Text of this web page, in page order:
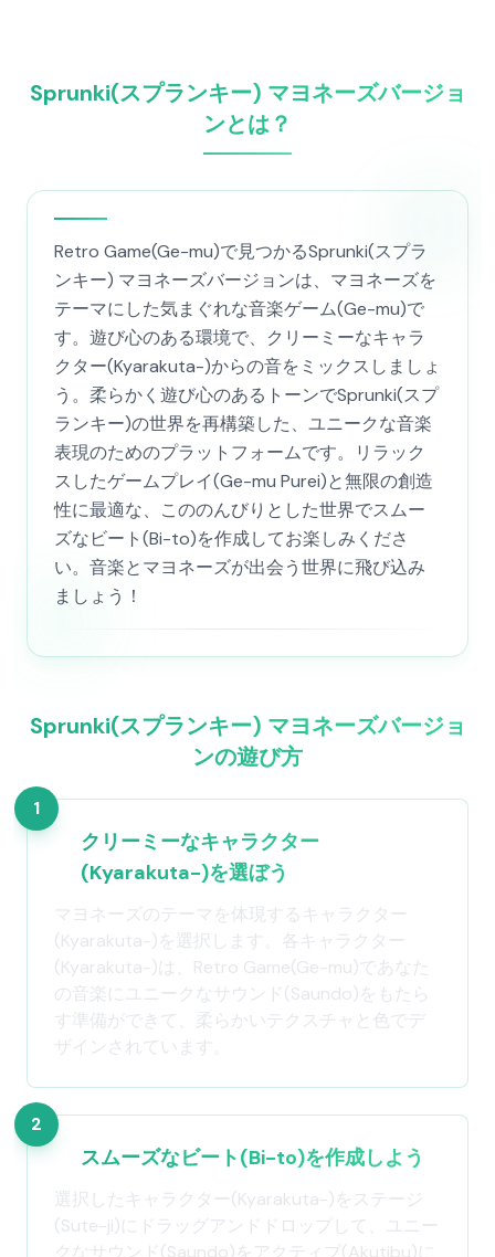
Sprunki(スプランキー) マヨネーズバージョ
ンとは？
Retro Game(Ge-mu)で見つかるSprunki(スプラ
ンキー) マヨネーズバージョンは、マヨネーズを
テーマにした気まぐれな音楽ゲーム(Ge-mu)で
す。遊び心のある環境で、クリーミーなキャラ
クター(Kyarakuta-)からの音をミックスしましょ
う。柔らかく遊び心のあるトーンでSprunki(スプ
ランキー)の世界を再構築した、ユニークな音楽
表現のためのプラットフォームです。リラック
スしたゲームプレイ(Ge-mu Purei)と無限の創造
性に最適な、こののんびりとした世界でスムー
ズなビート(Bi-to)を作成してお楽しみくださ
い。音楽とマヨネーズが出会う世界に飛び込み
ましょう！
Sprunki(スプランキー) マヨネーズバージョ
ンの遊び方
1
クリーミーなキャラクター
(Kyarakuta-)を選ぼう
マヨネーズのテーマを体現するキャラクター
(Kyarakuta-)を選択します。各キャラクター
(Kyarakuta-)は、Retro Game(Ge-mu)であなた
の音楽にユニークなサウンド(Saundo)をもたら
す準備ができて、柔らかいテクスチャと色でデ
ザインされています。
2
スムーズなビート(Bi-to)を作成しよう
選択したキャラクター(Kyarakuta-)をステージ
(Sute-ji)にドラッグアンドドロップして、ユニー
クなサウンド(Saundo)をアクティブ(Akutibu)に